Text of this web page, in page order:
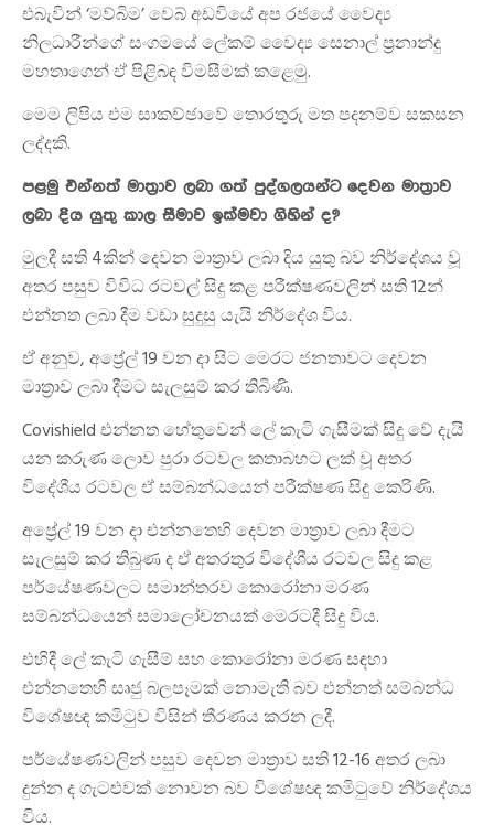
එබැවින් ‘මව්බිම’ වෙබ් අඩවියේ අප රජයේ වෛද්‍ය
නිලධාරීන්ගේ සංගමයේ ලේකම් වෛද්‍ය සෙනාල් ප්‍රනාන්දු
මහතාගෙන් ඒ පිළිබඳ විමසීමක් කළෙමු.
මෙම ලිපිය එම සාකච්ඡාවේ තොරතුරු මත පදනම්ව සකසන
ලද්දකි.
පළමු එන්නත් මාත්‍රාව ලබා ගත් පුද්ගලයන්ට දෙවන මාත්‍රාව
ලබා දිය යුතු කාල සීමාව ඉක්මවා ගිහින් ද?
මුලදී සති 4කින් දෙවන මාත්‍රාව ලබා දිය යුතු බව නිර්දේශය වූ
අතර පසුව විවිධ රටවල් සිදු කළ පරීක්ෂණවලින් සති 12න්
එන්නත ලබා දීම වඩා සුදුසු යැයි නිර්දේශ විය.
ඒ අනුව, අප්‍රේල් 19 වන දා සිට මෙරට ජනතාවට දෙවන
මාත්‍රාව ලබා දීමට සැලසුම් කර තිබිණි.
Covishield එන්නත හේතුවෙන් ලේ කැටි ගැසීමක් සිදු වේ දැයි
යන කරුණ ලොව පුරා රටවල කතාබහට ලක් වූ අතර
විදේශීය රටවල ඒ සම්බන්ධයෙන් පරීක්ෂණ සිදු කෙරිණි.
අප්‍රේල් 19 වන දා එන්නතෙහි දෙවන මාත්‍රාව ලබා දීමට
සැලසුම් කර තිබුණ ද ඒ අතරතුර විදේශීය රටවල සිදු කළ
පර්යේෂණවලට සමාන්තරව කොරෝනා මරණ
සම්බන්ධයෙන් සමාලෝචනයක් මෙරටදී සිදු විය.
එහිදී ලේ කැටි ගැසීම් සහ කොරෝනා මරණ සඳහා
එන්නතෙහි සෘජු බලපෑමක් නොමැති බව එන්නත් සම්බන්ධ
විශේෂඥ කමිටුව විසින් තීරණය කරන ලදී.
පර්යේෂණවලින් පසුව දෙවන මාත්‍රාව සති 12-16 අතර ලබා
දුන්න ද ගැටළුවක් නොවන බව විශේෂඥ කමිටුවේ නිර්දේශය
විය.